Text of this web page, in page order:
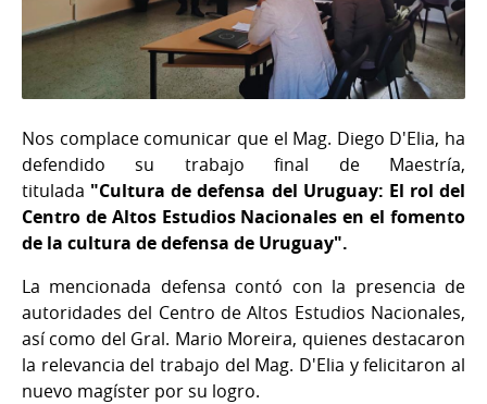
Nos complace comunicar que el Mag. Diego D'Elia, ha
defendido su trabajo final de Maestría,
titulada "Cultura de defensa del Uruguay: El rol del
Centro de Altos Estudios Nacionales en el fomento
de la cultura de defensa de Uruguay".
La mencionada defensa contó con la presencia de
autoridades del Centro de Altos Estudios Nacionales,
así como del Gral. Mario Moreira, quienes destacaron
la relevancia del trabajo del Mag. D'Elia y felicitaron al
nuevo magíster por su logro.